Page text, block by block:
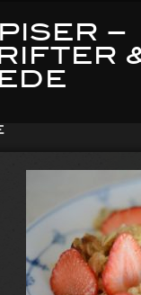
–